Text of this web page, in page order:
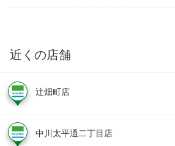
近くの店舗
辻畑町店
中川太平通二丁目店